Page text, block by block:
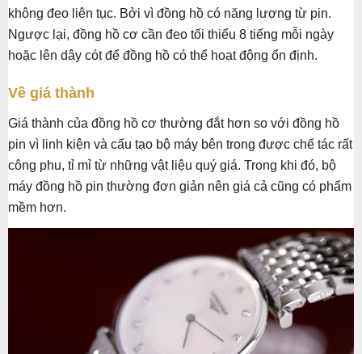
không đeo liên tục. Bởi vì đồng hồ có năng lượng từ pin.
Ngược lại, đồng hồ cơ cần đeo tối thiểu 8 tiếng mỗi ngày
hoặc lên dây cót để đồng hồ có thể hoạt động ổn định.
Về giá thành
Giá thành của đồng hồ cơ thường đắt hơn so với đồng hồ
pin vì linh kiện và cấu tạo bộ máy bên trong được chế tác rất
công phu, tỉ mỉ từ những vật liệu quý giá. Trong khi đó, bộ
máy đồng hồ pin thường đơn giản nên giá cả cũng có phẩm
mềm hơn.